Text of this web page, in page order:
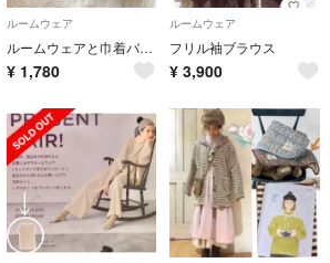
ルームウェア
ルームウェアと巾着バッグのセット
¥ 1,780
ルームウェア
フリル袖ブラウス
¥ 3,900